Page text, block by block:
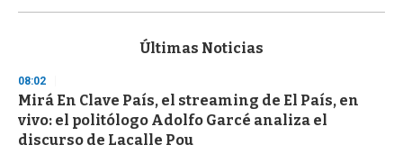
s
d
s
o
f
3
Últimas Noticias
08:02
Mirá En Clave País, el streaming de El País, en
vivo: el politólogo Adolfo Garcé analiza el
discurso de Lacalle Pou